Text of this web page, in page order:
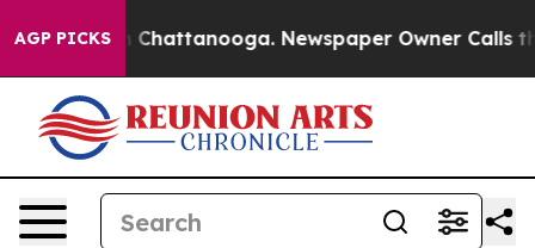
AGP PICKSin Chattanooga. Newspaper Owner Calls the